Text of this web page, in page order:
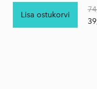
Lisa ostukorvi